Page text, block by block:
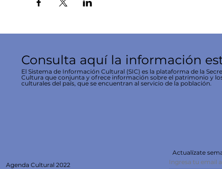
Consulta aquí la información
El Sistema de Información Cultural (SIC) es la plataforma de la
Cultura que conjunta y ofrece información sobre el patrimonio y
culturales del país, que se encuentran al servicio de la población.
Agenda Cultural 2022
Actualízate
Ingresa tu email